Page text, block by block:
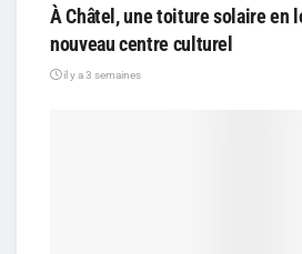
À Châtel, une toiture solaire en
nouveau centre culturel
il y a 3 semaines